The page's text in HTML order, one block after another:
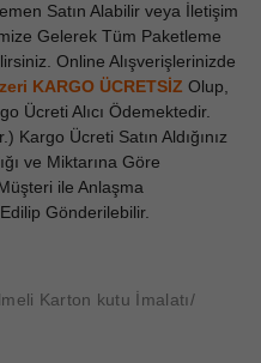
Satın Alabilir veya İletişim
Gelerek Tüm Paketleme
Online Alışverişlerinizde
KARGO ÜCRETSİZ Olup,
Ücreti Alıcı Ödemektedir.
Kargo Ücreti Satın Aldığınız
ve Miktarına Göre
ile Anlaşma
Gönderilebilir.
Karton kutu İmalatı